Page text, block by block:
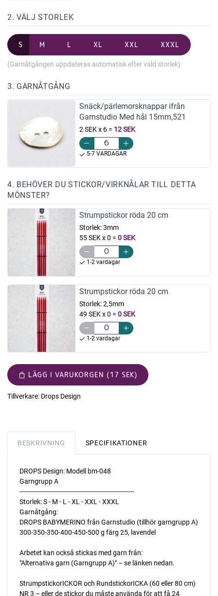
2. VÄLJ STORLEK
S M L XL XXL XXXL
(Garnåtgången uppdateras automatisk efter vald storlek)
3. GARNÅTGÅNG
Snäck/pärlemorsknappar ifrån
Garnstudio Med hål 15mm,521
2 SEK x 6= 12 SEK
5-7 VARDAGAR
4. BEHÖVER DU STICKOR/VIRKNÅLAR TILL DETTA
MÖNSTER?
Strumpstickor röda 20 cm
Storlek:3mm
55 SEK x 0 = 0 SEK
1-2 vardagar
Strumpstickor röda 20 cm
Storlek:2,5mm
49 SEK x 0 = 0 SEK
1-2 vardagar
LÄGG I VARUKORGEN (17 SEK)
Tillverkare: Drops Design
BESKRIVNING SPECIFIKATIONER
DROPS Design: Modell bm-048
Garngrupp A
-----------------------------------------------------------
Storlek: S - M - L - XL - XXL - XXXL
Garnåtgång:
DROPS BABYMERINO från Garnstudio (tillhör garngrupp A)
300-350-350-400-450-500 g färg 25, lavendel
Arbetet kan också stickas med garn från:
"Alternativa garn (Garngrupp A)" – se länken nedan.
StrumpstickorICKOR och RundstickorICKA (60 eller 80 cm)
NR 3 – eller de stickor du måste använda för att få 24